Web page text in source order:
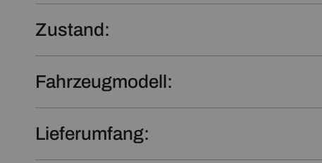
Zustand:
Fahrzeugmodell:
Lieferumfang: